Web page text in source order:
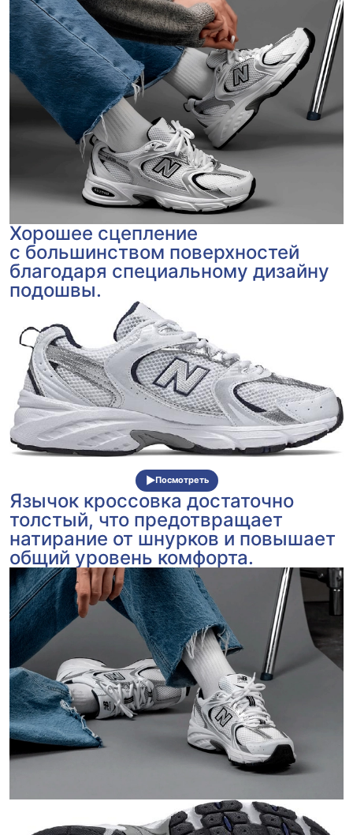
Хорошее сцепление
с большинством поверхностей
благодаря специальному дизайну
подошвы.
Посмотреть
Язычок кроссовка достаточно
толстый, что предотвращает
натирание от шнурков и повышает
общий уровень комфорта.